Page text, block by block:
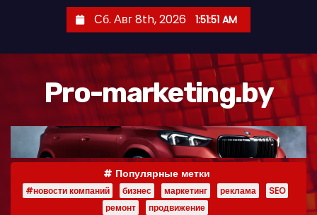
Сб. Авг 8th, 2026 1:51:51 AM
Pro-marketing.by
Популярные метки
#новости компаний бизнес маркетинг реклама
SEO
ремонт
продвижение